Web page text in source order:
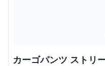
カーゴパンツ ストリ